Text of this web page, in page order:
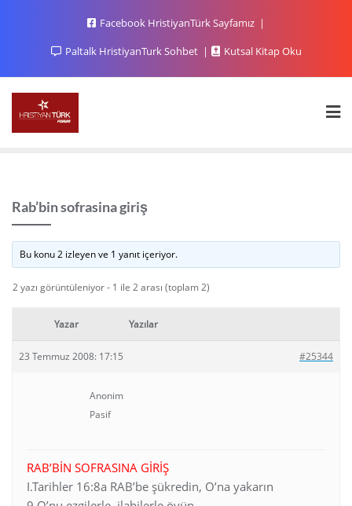
Facebook HristiyanTürk Sayfamız
Paltalk HristiyanTurk Sohbet
Kutsal Kitap Oku
Rab’bin sofrasina giriş
Bu konu 2 izleyen ve 1 yanıt içeriyor.
2 yazı görüntüleniyor - 1 ile 2 arası (toplam 2)
Yazar Yazılar
23 Temmuz 2008: 17:15 #25344
Anonim
Pasif
RAB’BİN SOFRASINA GİRİŞ
I.Tarihler 16:8a RAB’be şükredin, O’na yakarın